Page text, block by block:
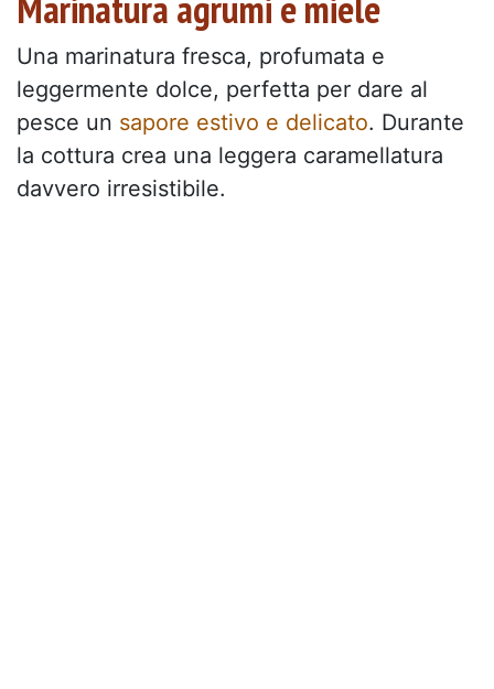
Una marinatura fresca, profumata e
leggermente dolce, perfetta per dare al
pesce un sapore estivo e delicato. Durante
la cottura crea una leggera caramellatura
davvero irresistibile.